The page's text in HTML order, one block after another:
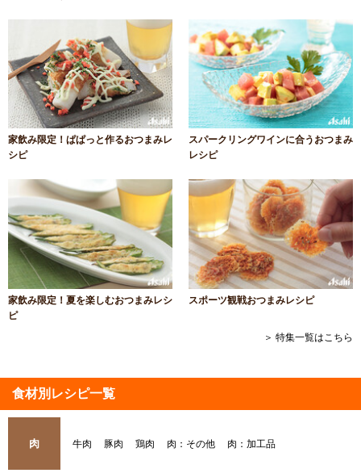
家飲み限定！ぱぱっと作るおつまみレ
シピ
スパークリングワインに合うおつまみ
レシピ
家飲み限定！夏を楽しむおつまみレシ
ピ
スポーツ観戦おつまみレシピ
＞ 特集一覧はこちら
食材別レシピ一覧
肉 牛肉 豚肉 鶏肉 肉：その他 肉：加工品